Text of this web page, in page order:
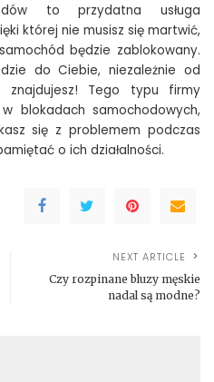
to przydatna usługa
której nie musisz się martwić,
będzie zablokowany.
do Ciebie, niezależnie od
Tego typu firmy
blokadach samochodowych,
się z problemem podczas
o ich działalności.
NEXT ARTICLE
Czy rozpinane bluzy męskie
nadal są modne?